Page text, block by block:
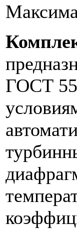
ГОСТ